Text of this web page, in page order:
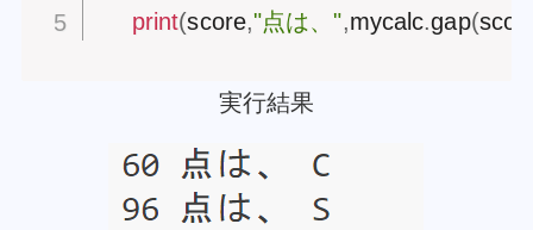
print(score,"点は、",mycalc.gap(
実行結果